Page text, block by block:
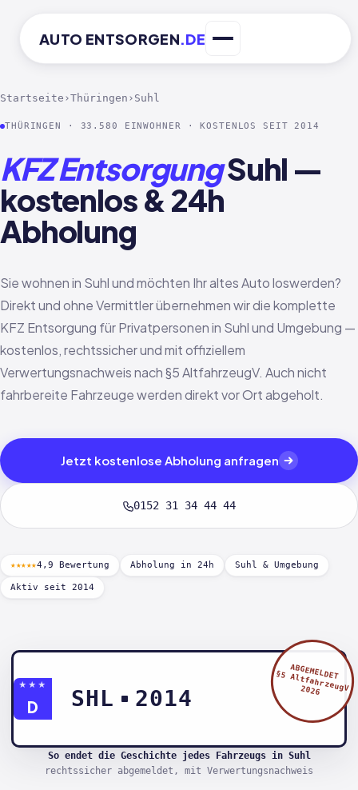
AUTO ENTSORGEN.DE
Startseite ›Thüringen › Suhl
THÜRINGEN · 33.580 EINWOHNER · KOSTENLOS SEIT 2014
KFZ EntsorgungSuhl —
kostenlos & 24h
Abholung
Sie wohnen in Suhl und möchten Ihr altes Auto loswerden?
Direkt und ohne Vermittler übernehmen wir die komplette
KFZ Entsorgung für Privatpersonen in Suhl und Umgebung —
kostenlos, rechtssicher und mit offiziellem
Verwertungsnachweis nach §5 AltfahrzeugV. Auch nicht
fahrbereite Fahrzeuge werden direkt vor Ort abgeholt.
Jetzt kostenlose Abholung anfragen
0152 31 34 44 44
★★★★★4,9 Bewertung Abholung in 24h Suhl & Umgebung
Aktiv seit 2014
★★★
D SHL 2014
ABGEMELDET
§5 AltfahrzeugV
2026
So endet die Geschichte jedes Fahrzeugs in Suhl
rechtssicher abgemeldet, mit Verwertungsnachweis